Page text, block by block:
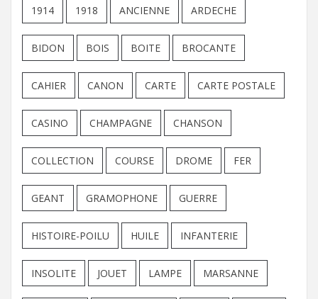
1914 1918 ANCIENNE ARDECHE
BIDON BOIS BOITE BROCANTE
CAHIER CANON CARTE CARTE POSTALE
CASINO CHAMPAGNE CHANSON
COLLECTION COURSE DROME FER
GEANT GRAMOPHONE GUERRE
HISTOIRE-POILU HUILE INFANTERIE
INSOLITE JOUET LAMPE MARSANNE